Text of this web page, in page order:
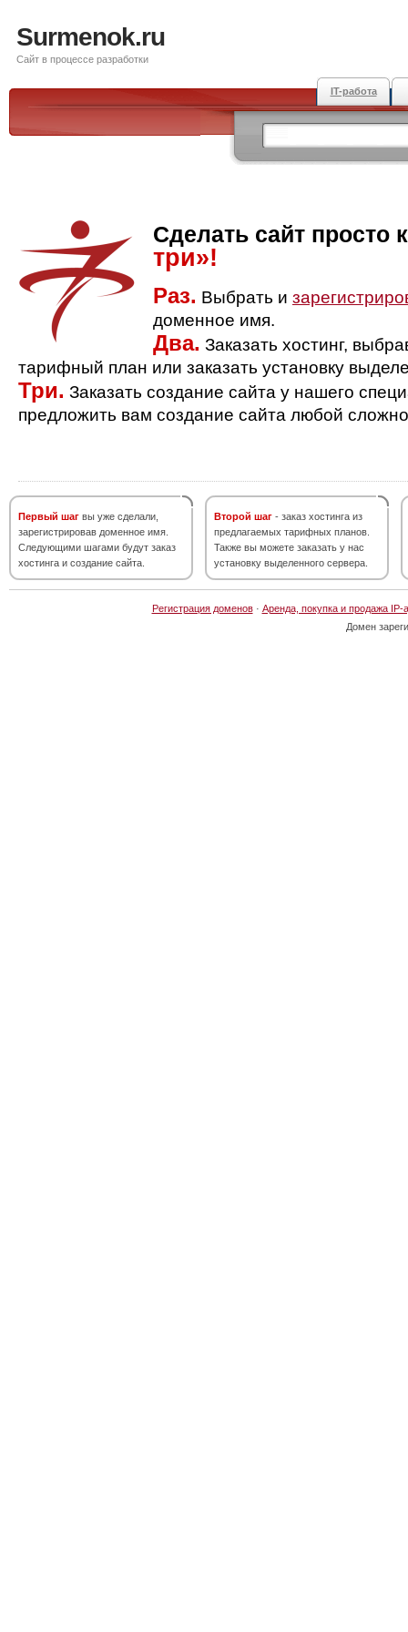
Surmenok.ru
Сайт в процессе разработки
IT-работа
Сделать сайт просто
три»!
Раз. Выбрать и
доменное имя.
Два. Заказать хостинг,
тарифный план или заказать установку
Три. Заказать создание сайта у нашего
предложить вам создание сайта любой
Первый шаг вы уже сделали,
зарегистрировав доменное имя.
Следующими шагами будут заказ
хостинга и создание сайта.
Второй шаг - заказ хостинга из
предлагаемых тарифных планов.
Также вы можете заказать у нас
установку выделенного сервера.
Регистрация доменов· Аренда, покупка и продажа IP-
Домен